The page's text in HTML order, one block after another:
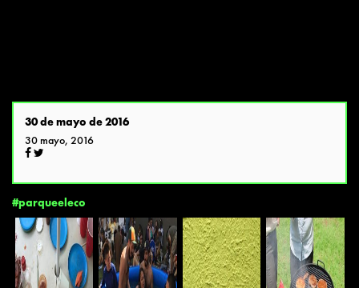
30 de mayo de 2016
30 mayo, 2016
#parqueeleco